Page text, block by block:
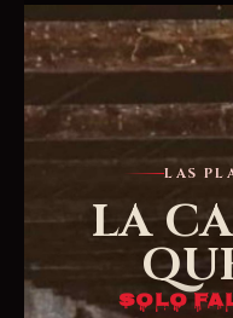
LAS
LA
Solo